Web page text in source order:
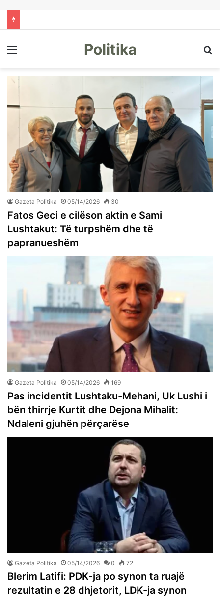
Politika
Gazeta Politika 05/14/2026 30
Fatos Geci e cilëson aktin e Sami
Lushtakut: Të turpshëm dhe të
papranueshëm
Gazeta Politika 05/14/2026 169
Pas incidentit Lushtaku-Mehani, Uk Lushi i
bën thirrje Kurtit dhe Dejona Mihalit:
Ndaleni gjuhën përçarëse
Gazeta Politika 05/14/2026 0 72
Blerim Latifi: PDK-ja po synon ta ruajë
rezultatin e 28 dhjetorit, LDK-ja synon